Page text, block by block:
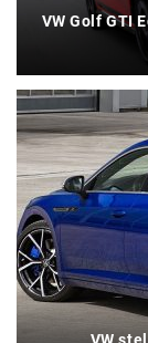
VW Golf GTI